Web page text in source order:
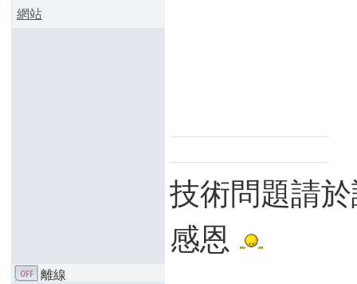
網站
技術問題請
感恩
離線